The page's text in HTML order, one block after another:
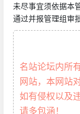
未尽事宜须依据本
通过并报管理组审
名站论坛内所
网站，本网站
如有侵权以及
请多包涵！